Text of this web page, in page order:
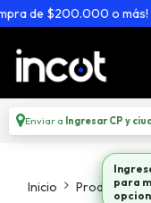
de $200.000 o más! 🚚
Enviar a Ingresar CP y
Inicio Productos
para